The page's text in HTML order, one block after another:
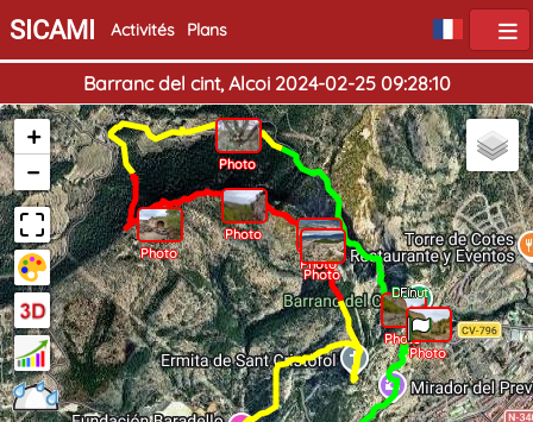
SICAMI Activités Plans
Barranc del cint, Alcoi 2024-02-25 09:28:10
Début
Fin
Photo
Photo
Photo
Photo
Photo
Photo
Photo
+
−